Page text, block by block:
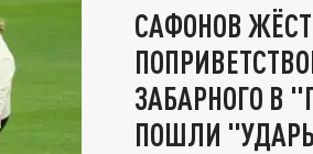
САФОНОВ
ЗАБАРНОГО В
ПОШЛИ